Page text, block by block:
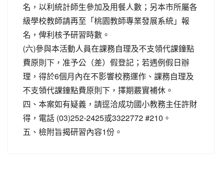
名，以利統計師生參加及用餐人數；另本市所屬各
級學校教師請再至「桃園教師專業發展系統」報
名，俾利核予研習時數。
(六)參與本活動人員在課務自理及不支領代課鐘點
費原則下，准予公（差）假登記；若遇例假日辦
理，得於6個月內在不影響校務運作、課務自理及
不支領代課鐘點費原則下，擇期覈實補休。
四、本案如有疑義，請逕洽成功國小教務主任許財
得，電話 (03)252-2425或3322772 #210。
五、檢附旨揭研習內容1份。